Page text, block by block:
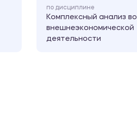
по дисциплине
Комплексный анализ во
внешнеэкономической
деятельности